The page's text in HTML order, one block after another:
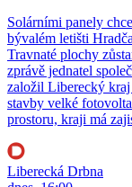
Solárními panely
bývalém letišti
Travnaté plochy
zprávě jednatel
založil Liberecký
stavby velké
prostoru, kraji má
Liberecká Drbna